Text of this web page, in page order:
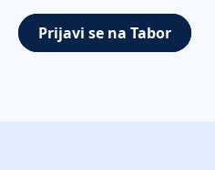
Prijavi se na Tabor